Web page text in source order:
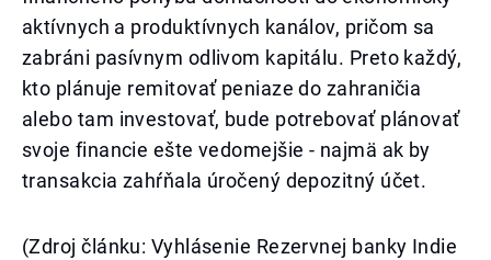
aktívnych a produktívnych kanálov, pričom sa
zabráni pasívnym odlivom kapitálu. Preto každý,
kto plánuje remitovať peniaze do zahraničia
alebo tam investovať, bude potrebovať plánovať
svoje financie ešte vedomejšie - najmä ak by
transakcia zahŕňala úročený depozitný účet.
(Zdroj článku: Vyhlásenie Rezervnej banky Indie